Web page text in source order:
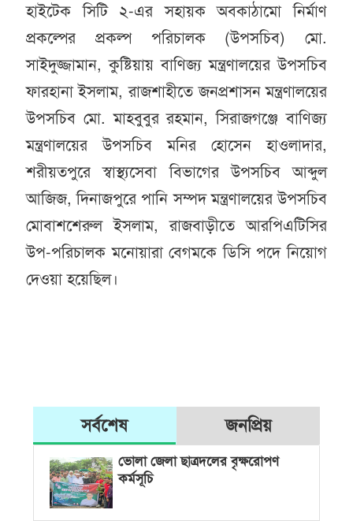
হাইটেক সিটি ২-এর সহায়ক অবকাঠামো নির্মাণ
প্রকল্পের প্রকল্প পরিচালক (উপসচিব) মো.
সাইদুজ্জামান, কুষ্টিয়ায় বাণিজ্য মন্ত্রণালয়ের উপসচিব
ফারহানা ইসলাম, রাজশাহীতে জনপ্রশাসন মন্ত্রণালয়ের
উপসচিব মো. মাহবুবুর রহমান, সিরাজগঞ্জে বাণিজ্য
মন্ত্রণালয়ের উপসচিব মনির হোসেন হাওলাদার,
শরীয়তপুরে স্বাস্থ্যসেবা বিভাগের উপসচিব আব্দুল
আজিজ, দিনাজপুরে পানি সম্পদ মন্ত্রণালয়ের উপসচিব
মোবাশশেরুল ইসলাম, রাজবাড়ীতে আরপিএটিসির
উপ-পরিচালক মনোয়ারা বেগমকে ডিসি পদে নিয়োগ
দেওয়া হয়েছিল।
সর্বশেষ জনপ্রিয়
ভোলা জেলা ছাত্রদলের বৃক্ষরোপণ
কর্মসূচি